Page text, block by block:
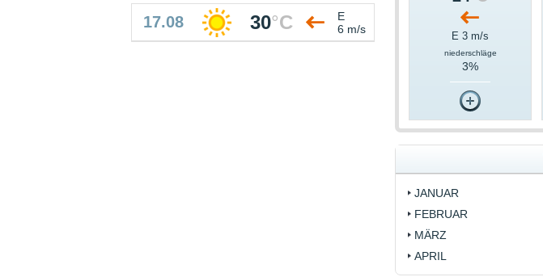
E 3 m/s
niederschläge
3%
JANUAR
FEBRUAR
MÄRZ
APRIL
17.08 30°C
E
6 m/s